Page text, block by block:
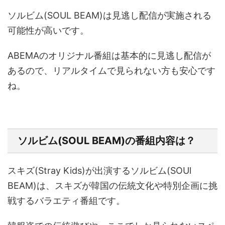
ソルビム(SOUL BEAM)は見逃し配信が実施される
可能性が高いです。
ABEMAのオリジナル番組は基本的に見逃し配信が
あるので、リアルタイムで見られない方も安心です
ね。
ソルビム(SOUL BEAM)の番組内容は？
スキズ(Stray Kids)が出演するソルビム(SOUl
BEAM)は、スキズが韓国の伝統文化や特別企画に挑
戦するバラエティ番組です。